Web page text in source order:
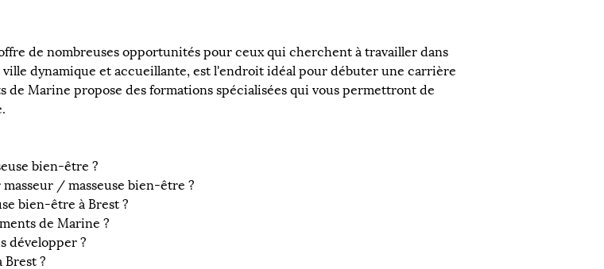
de nombreuses opportunités pour ceux qui cherchent à travailler dans
dynamique et accueillante, est l'endroit idéal pour débuter une carrière
de Marine propose des formations spécialisées qui vous permettront de
bien-être ?
/ masseuse bien-être ?
bien-être à Brest ?
de Marine ?
développer ?
Brest ?